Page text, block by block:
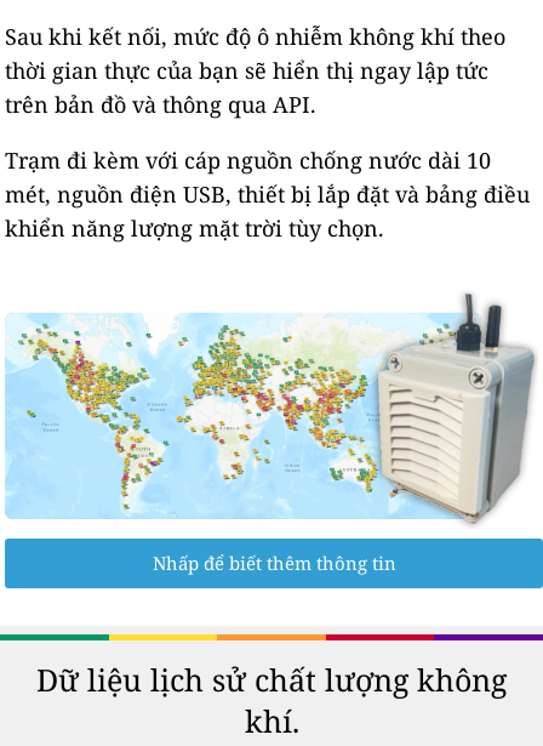
Sau khi kết nối, mức độ ô nhiễm không khí theo
thời gian thực của bạn sẽ hiển thị ngay lập tức
trên bản đồ và thông qua API.
Trạm đi kèm với cáp nguồn chống nước dài 10
mét, nguồn điện USB, thiết bị lắp đặt và bảng điều
khiển năng lượng mặt trời tùy chọn.
Nhấp để biết thêm thông tin
Dữ liệu lịch sử chất lượng không
khí.